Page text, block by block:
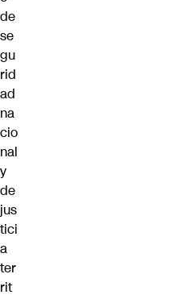
de
se
gu
rid
ad
na
cio
nal
y
de
jus
tici
a
ter
rit